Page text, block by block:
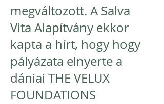
megváltozott. A Salva
Vita Alapítvány ekkor
kapta a hírt, hogy hogy
pályázata elnyerte a
dániai THE VELUX
FOUNDATIONS